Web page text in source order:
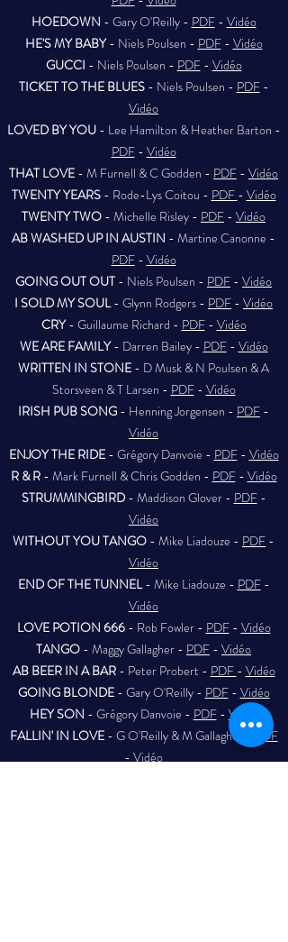
HOEDOWN - Gary O'Reilly - PDF- Vidéo
HE'S MY BABY- Niels Poulsen - PDF- Vidéo
GUCCI - Niels Poulsen - PDF- Vidéo
TICKET TO THE BLUES- Niels Poulsen - PDF-
Vidéo
LOVED BY YOU- Lee Hamilton & Heather Barton -
PDF- Vidéo
THAT LOVE - M Furnell & C Godden - PDF - Vidéo
TWENTY YEARS- Rode-Lys Coitou - PDF - Vidéo
TWENTY TWO - Michelle Risley - PDF - Vidéo
AB WASHED UP IN AUSTIN - Martine Canonne -
PDF- Vidéo
GOING OUT OUT - Niels Poulsen - PDF - Vidéo
I SOLD MY SOUL- Glynn Rodgers - PDF - Vidéo
CRY- Guillaume Richard - PDF- Vidéo
WE ARE FAMILY- Darren Bailey - PDF- Vidéo
WRITTEN IN STONE - D Musk & N Poulsen & A
Storsveen & T Larsen - PDF- Vidéo
IRISH PUB SONG - Henning Jorgensen - PDF -
Vidéo
ENJOY THE RIDE- Grégory Danvoie - PDF- Vidéo
R & R- Mark Furnell & Chris Godden - PDF- Vidéo
STRUMMINGBIRD- Maddison Glover - PDF-
Vidéo
WITHOUT YOU TANGO - Mike Liadouze - PDF -
Vidéo
END OF THE TUNNEL- Mike Liadouze - PDF-
Vidéo
LOVE POTION 666- Rob Fowler - PDF- Vidéo
TANGO - Maggy Gallagher - PDF - Vidéo
​​AB BEER IN A BAR- Peter Probert - PDF - Vidéo
GOING BLONDE- Gary O'Reilly - PDF- Vidéo
HEY SON - Grégory Danvoie - PDF- Vidéo
FALLIN' IN LOVE- G O'Reilly & M Gallagher -
PDF
-Vidéo